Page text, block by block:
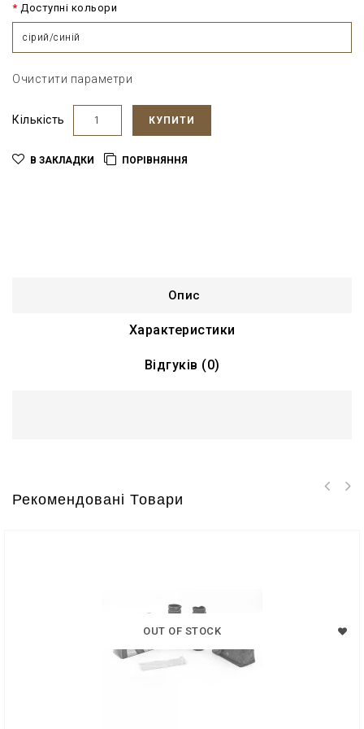
Доступні кольори
сірий/синій
Очистити параметри
Кількість КУПИТИ
В ЗАКЛАДКИ ПОРІВНЯННЯ
Опис
Характеристики
Відгуків (0)
Рекомендовані Товари
OUT OF STOCK